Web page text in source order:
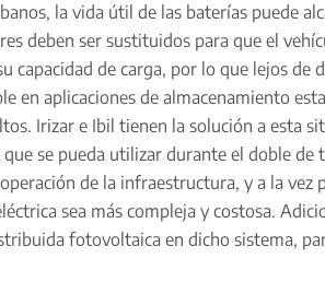
la vida útil de las baterías puede
deben ser sustituidos para que el
de carga, por lo que lejos de
en aplicaciones de almacenamiento
Irizar e Ibil tienen la solución a esta
se pueda utilizar durante el doble
de la infraestructura, y a la vez
sea más compleja y costosa.
fotovoltaica en dicho sistema,